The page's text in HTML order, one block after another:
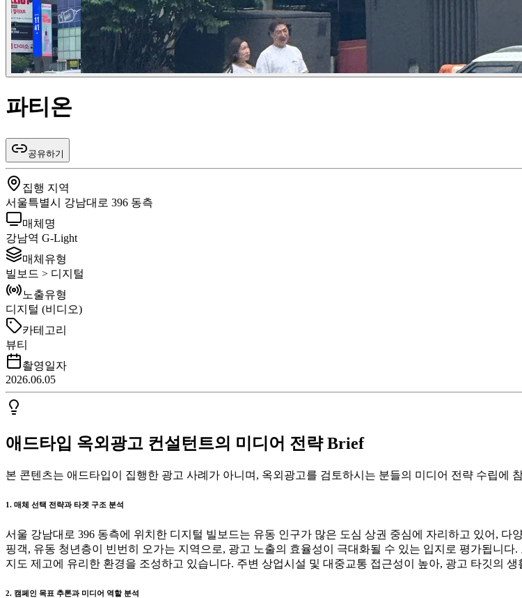
파티온
공유하기
집행 지역
서울특별시 강남대로 396 동측
매체명
강남역 G-Light
매체유형
빌보드 > 디지털
노출유형
디지털 (비디오)
카테고리
뷰티
촬영일자
2026.06.05
애드타입 옥외광고 컨설턴트의 미디어 전략 Brief
본 콘텐츠는 애드타입이 집행한 광고 사례가 아니며, 옥외광고를 검토하시는 분들의 미디어 전략 수립에
1. 매체 선택 전략과 타겟 구조 분석
서울 강남대로 396 동측에 위치한 디지털 빌보드는 유동 인구가 많은 도심 상권 중심에 자리하고 있어,
핑객, 유동 청년층이 빈번히 오가는 지역으로, 광고 노출의 효율성이 극대화될 수 있는 입지로 평가됩니
지도 제고에 유리한 환경을 조성하고 있습니다. 주변 상업시설 및 대중교통 접근성이 높아, 광고 타깃의
2. 캠페인 목표 추론과 미디어 역할 분석